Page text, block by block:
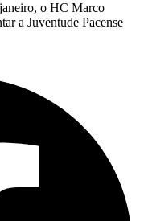
o HC Marco
a Juventude Pacense